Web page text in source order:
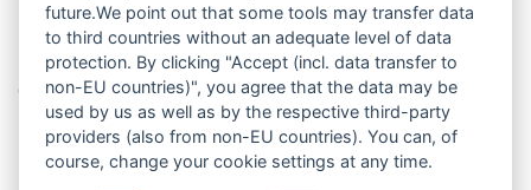
Komm vorbei und werde Teil der
Geschichte
Die Schwebefähre ist heute mehr denn je ein lebendiges
future.We point out that some tools may transfer data
to third countries without an adequate level of data
protection. By clicking "Accept (incl. data transfer to
non-EU countries)", you agree that the data may be
used by us as well as by the respective third-party
providers (also from non-EU countries). You can, of
course, change your cookie settings at any time.